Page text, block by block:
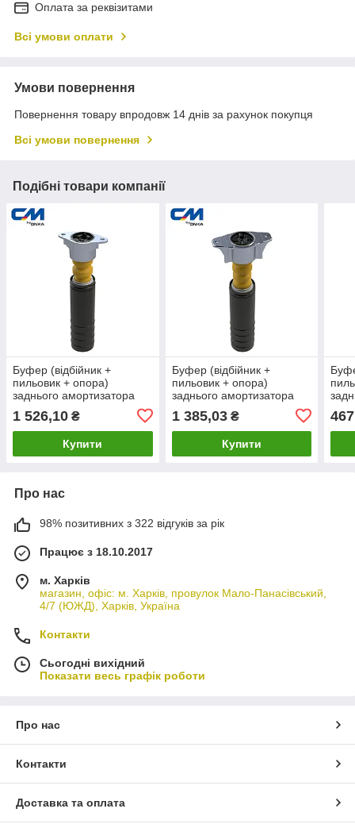
Оплата за реквізитами
Всі умови оплати
Умови повернення
Повернення товару впродовж 14 днів за рахунок покупця
Всі умови повернення
Подібні товари компанії
Буфер (відбійник +
пильовик + опора)
заднього амортизатора
Ford Fiesta 2001-2012 [СМ
Onka] 2S615K570CA
1 526,10 ₴
Купити
Буфер (відбійник +
пильовик + опора)
заднього амортизатора
Ford Focus, C-max 2003-
2007 [СМ Onka]
3M515K570AC
1 385,03₴
Купити
Про нас
98% позитивних з 322 відгуків за рік
Працює з 18.10.2017
м. Харків
магазин, офіс: м. Харків, провулок Мало-Панасівський,
4/7 (ЮЖД), Харків, Україна
Контакти
Сьогодні вихідний
Показати весь графік роботи
Про нас
Контакти
Доставка та оплата